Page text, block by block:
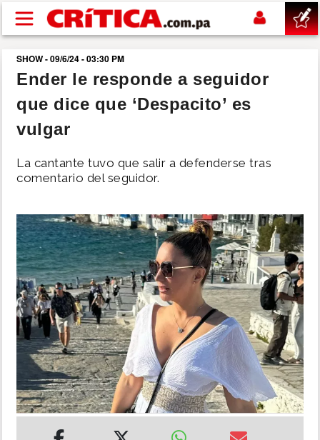
Pasar al contenido principal
buscar
SUCESOS
POLÍTICA
SHOW
DEPORTES
MUNDO
INSÓLITAS
MULTIMEDIA
SHOW - 09/6/24 - 03:30 PM
Ender le responde a seguidor
que dice que ‘Despacito’ es
vulgar
La cantante tuvo que salir a defenderse tras
comentario del seguidor.